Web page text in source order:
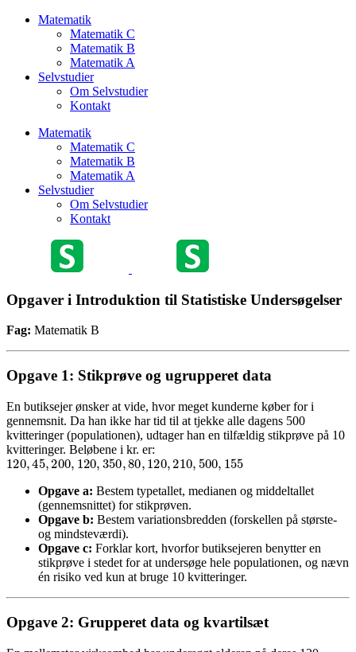
Matematik
Matematik C
Matematik B
Matematik A
Selvstudier
Om Selvstudier
Kontakt
Matematik
Matematik C
Matematik B
Matematik A
Selvstudier
Om Selvstudier
Kontakt
Opgaver i Introduktion til Statistiske Undersøgelser
Fag: Matematik B
Opgave 1: Stikprøve og ugrupperet data
En butiksejer ønsker at vide, hvor meget kunderne køber for i
gennemsnit. Da han ikke har tid til at tjekke alle dagens 500
kvitteringer (populationen), udtager han en tilfældig stikprøve på 10
kvitteringer. Beløbene i kr. er:
120,45,200,120,350 ,80, 120 500 155
Opgave a: Bestem typetallet, medianen og middeltallet
(gennemsnittet) for stikprøven.
Opgave b: Bestem variationsbredden (forskellen på største-
og mindsteværdi).
Opgave c: Forklar kort, hvorfor butiksejeren benytter en
stikprøve i stedet for at undersøge hele populationen, og nævn
én risiko ved kun at bruge 10 kvitteringer.
Opgave 2: Grupperet data og kvartilsæt